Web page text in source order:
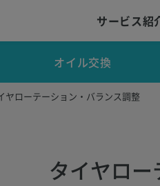
サービス紹
オイル交換
ヤローテーション・バランス調整
タイヤロ